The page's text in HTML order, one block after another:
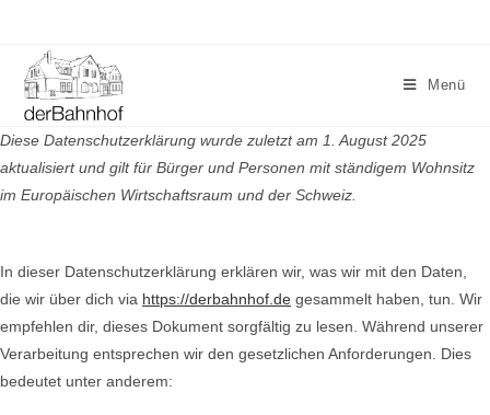
Menü
Diese Datenschutzerklärung wurde zuletzt am 1. August 2025
aktualisiert und gilt für Bürger und Personen mit ständigem Wohnsitz
im Europäischen Wirtschaftsraum und der Schweiz.
In dieser Datenschutzerklärung erklären wir, was wir mit den Daten,
die wir über dich via https://derbahnhof.de gesammelt haben, tun. Wir
empfehlen dir, dieses Dokument sorgfältig zu lesen. Während unserer
Verarbeitung entsprechen wir den gesetzlichen Anforderungen. Dies
bedeutet unter anderem: